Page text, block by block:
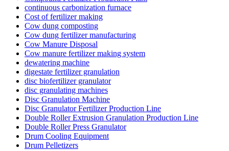
continuous carbonization furnace
Cost of fertilizer making
Cow dung composting
Cow dung fertilizer manufacturing
Cow Manure Disposal
Cow manure fertilizer making system
dewatering machine
digestate fertilizer granulation
disc biofertilizer granulator
disc granulating machines
Disc Granulation Machine
Disc Granulator Fertilizer Production Line
Double Roller Extrusion Granulation Production Line
Double Roller Press Granulator
Drum Cooling Equipment
Drum Pelletizers